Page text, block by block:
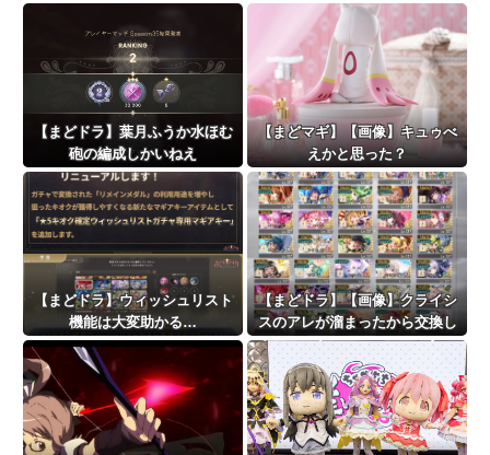
【まどドラ】葉月ふうか水ほむ
砲の編成しかいねえ
【まどマギ】【画像】キュゥべ
えかと思った？
【まどドラ】ウィッシュリスト
機能は大変助かる…
【まどドラ】【画像】クライシ
スのアレが溜まったから交換し
ようと思うけど